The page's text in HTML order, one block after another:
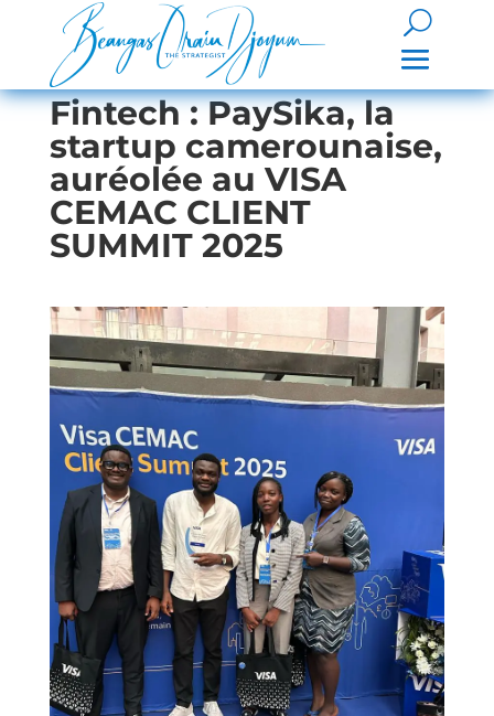
Fintech : PaySika, la
startup camerounaise,
auréolée au VISA
CEMAC CLIENT
SUMMIT 2025